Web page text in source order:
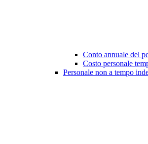
Conto annuale del
Costo personale
Personale non a tempo